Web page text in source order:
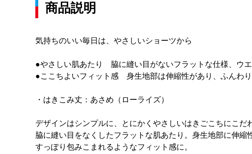
商品説明
気持ちのいい毎日は、やさしいショーツから
●やさしい肌あたり 脇に縫い目がないフラットな仕様、ウ
●ここちよいフィット感 身生地部は伸縮性があり、ふんわ
・はきこみ丈：あさめ（ローライズ）
デザインはシンプルに、とにかくやさしいはきごこちにこだ
脇に縫い目をなくしたフラットな肌あたり。身生地部に伸
すっぽり包みこまれるようなフィット感に。